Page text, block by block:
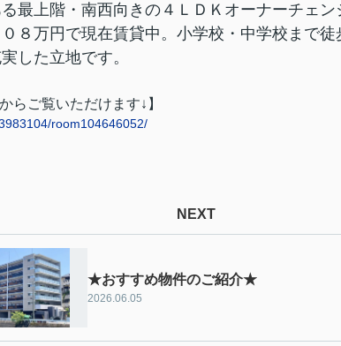
最上階・南西向きの４ＬＤＫオーナーチェン
８万円で現在賃貸中。小学校・中学校まで徒
した立地です。
らご覧いただけます↓】
room104646052/
NEXT
★おすすめ物件のご紹介★
2026.06.05